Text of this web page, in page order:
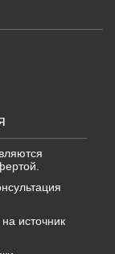
источник